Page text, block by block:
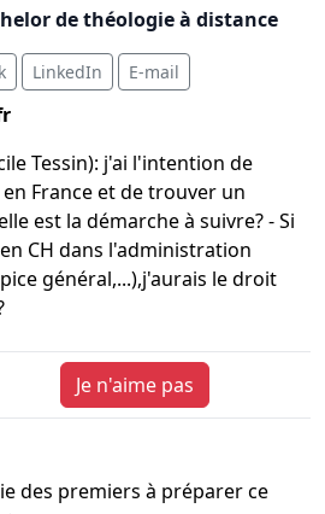
de théologie à distance
LinkedIn E-mail
Tessin): j'ai l'intention de
France et de trouver un
est la démarche à suivre? - Si
CH dans l'administration
général,...),j'aurais le droit
Je n'aime pas
des premiers à préparer ce